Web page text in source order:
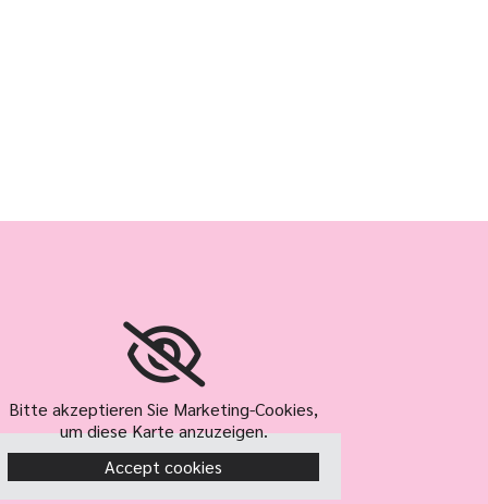
Bitte akzeptieren Sie Marketing-Cookies,
um diese Karte anzuzeigen.
Accept cookies